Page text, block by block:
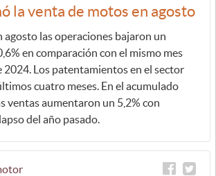
la venta de motos en agosto
agosto las operaciones bajaron un
en comparación con el mismo mes
2024. Los patentamientos en el sector
cuatro meses. En el acumulado
ventas aumentaron un 5,2% con
del año pasado.